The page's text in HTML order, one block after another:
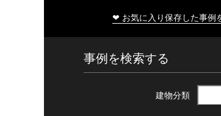
❤ お気に入り保存した事例
事例を検索する
建物分類